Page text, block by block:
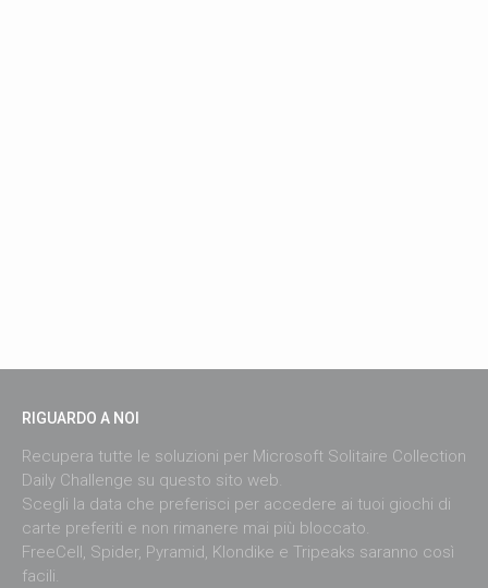
RIGUARDO A NOI
Recupera tutte le soluzioni per Microsoft Solitaire Collection
Daily Challenge su questo sito web.
Scegli la data che preferisci per accedere ai tuoi giochi di
carte preferiti e non rimanere mai più bloccato.
FreeCell, Spider, Pyramid, Klondike e Tripeaks saranno così
facili.